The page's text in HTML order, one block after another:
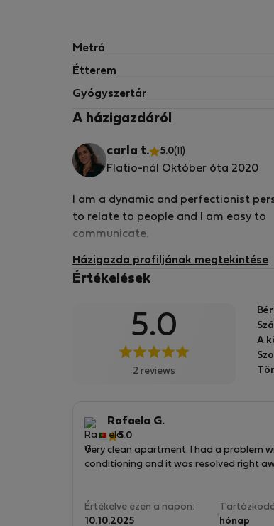
Metró
Étterem
Gyógyszertár
A házigazdáról
carla t. 5.0(11)
Flatio-nál Október óta 2020
I am a dynamic and perfectionist
to relate to people and I am easy to
communicate.
Házigazda profiljának megtekintése
Értékelések
5.0
2 reviews
A
Rafaela G.
5.0
Very clean apartment. I had a problem
conditioning and it was resolved right
Értékelve ezen a napon:
10.10.2025
hónap